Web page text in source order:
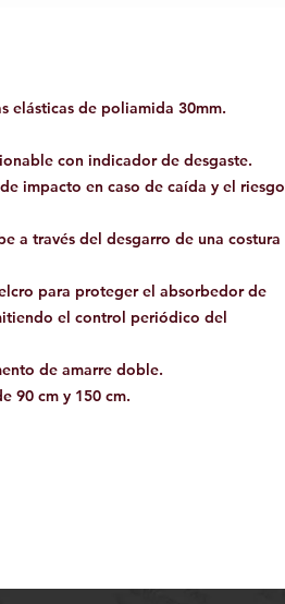
elásticas de poliamida 30mm.
con indicador de desgaste.
impacto en caso de caída y el riesgo
a través del desgarro de una costura
para proteger el absorbedor de
el control periódico del
de amarre doble.
90 cm y 150 cm.